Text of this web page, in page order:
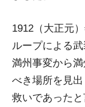
1912（大正元
ループによる
満州事変から
べき場所を見
救いであったと